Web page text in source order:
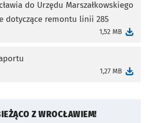
do Urzędu Marszałkowskiego
dotyczące remontu linii 285
1,52 MB
karcie
1,27 MB
Z WROCŁAWIEM!